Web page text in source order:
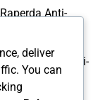
Anti-
Raperda Anti-
deliver
You can